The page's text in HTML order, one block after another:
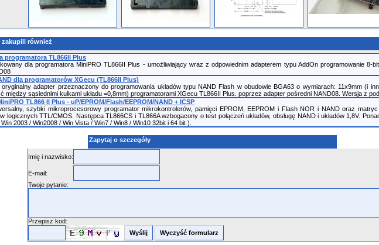
również
programatora TL866II Plus
dla programatora MiniPRO TL866II Plus - umożliwiający wraz z odpowiednim adapterem typu AddOn programowanie 8-
dla programatorów XGecu (TL866II Plus)
adapter przeznaczony do programowania układów typu NAND Flash w obudowie BGA63 o wymiarach: 11x9mm (i
między sąsiednimi kulkami układu =0,8mm) programatorami XGecu TL866II Plus. poprzez adapter pośredni NAND08. Wersja z
TL866 II Plus - uP/EPROM/Flash/EEPROM/NAND + ICSP
szybki mikroprocesorowy programator mikrokontrolerów, pamięci EPROM, EEPROM i Flash NOR i NAND oraz
logicznych TTL/CMOS. Następca TL866CS i TL866A wzbogacony o test połączeń układów, obsługę NAND i układów 1,8V.
2003 / Win2008 / Win Vista / Win7 / Win8 / Win10 32bit i 64 bit ).
Zapytaj o szczegóły
Imię i nazwisko:
E-mail:
Twoje pytanie:
Przepisz kod: